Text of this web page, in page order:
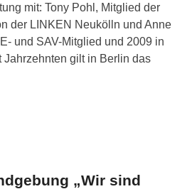
mit: Tony Pohl, Mitglied der
der LINKEN Neukölln und Anne
und SAV-Mitglied und 2009 in
Jahrzehnten gilt in Berlin das
„Wir sind